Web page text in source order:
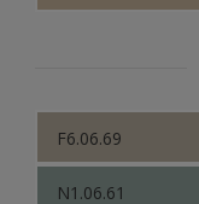
F6.06.69
N1.06.61